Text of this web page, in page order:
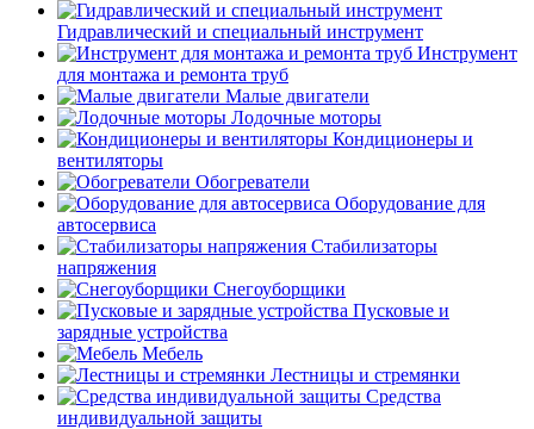
Гидравлический и специальный инструмент
Инструмент
для монтажа и ремонта труб
Малые двигатели
Лодочные моторы
Кондиционеры и
вентиляторы
Обогреватели
Оборудование для
автосервиса
Стабилизаторы
напряжения
Снегоуборщики
Пусковые и
зарядные устройства
Мебель
Лестницы и стремянки
Средства
индивидуальной защиты